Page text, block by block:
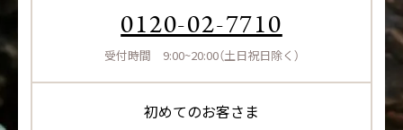
0120-02-7710
受付時間 9:00~20:00（土日祝日除く）
初めてのお客さま